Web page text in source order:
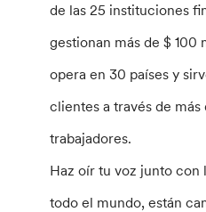
de las 25 instituciones
gestionan más de $ 100
opera en 30 países y
clientes a través de
trabajadores.
Haz oír tu voz junto con
todo el mundo, están